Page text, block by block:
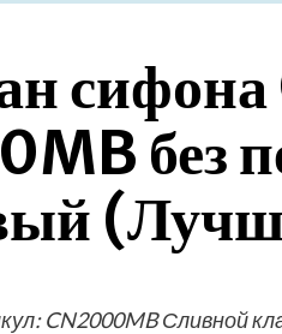
без
CN2000MB Сливной